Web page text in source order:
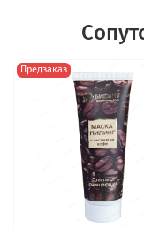
Предзаказ